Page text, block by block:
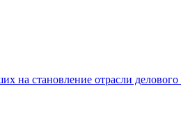
становление отрасли